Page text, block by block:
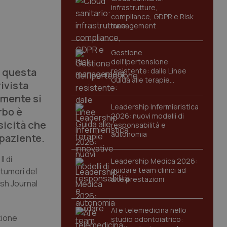
si
è
che
di
del
Journal
infrastrutture,
compliance, GDPR e Risk
management
Gestione
dell'Ipertensione
resistente: dalle Linee
Guida alle terapie
innovative
Leadership Infermieristica
2026: nuovi modelli di
responsabilità e
autonomia
Leadership Medica 2026:
guidare team clinici ad
alte prestazioni
AI e telemedicina nello
studio odontoiatrico: